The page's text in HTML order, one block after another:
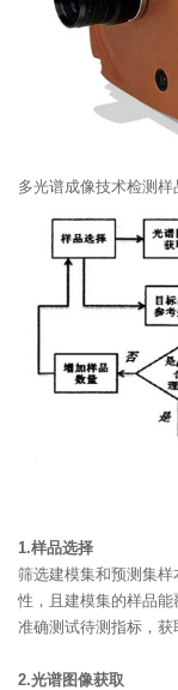
多光谱成像技术检测样
1.样品选择
筛选建模集和预测集
性，且建模集的样品
准确测试待测指标，获
2.光谱图像获取